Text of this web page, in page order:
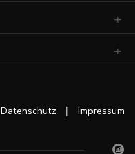
Datenschutz | Impressum